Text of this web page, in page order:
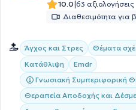
10.0|63 αξιολογήσεις
Διαθεσιμότητα για
Άγχος και Στρες Θέματα
Κατάθλιψη
Emdr
Γνωσιακή Συμπεριφορική
Θεραπεία Αποδοχής και